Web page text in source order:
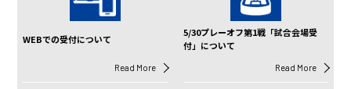
WEBでの受付について
Read More
5/30プレーオフ第1戦「試合会場受
付」について
Read More